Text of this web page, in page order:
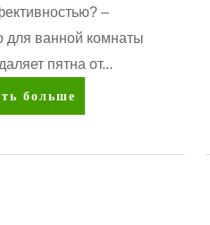
–
для ванной комнаты
пятна от...
больше